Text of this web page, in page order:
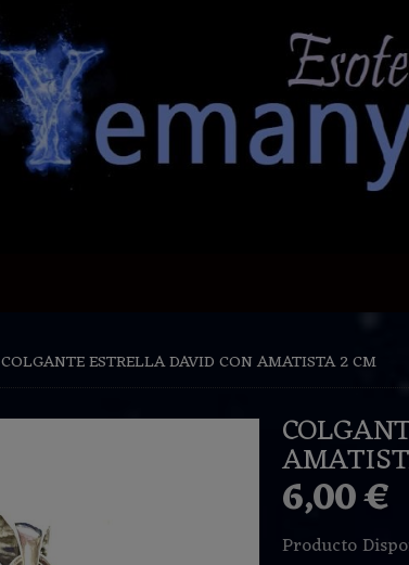
COLGANTE ESTRELLA DAVID CON AMATISTA 2 CM
6,00 €
Producto